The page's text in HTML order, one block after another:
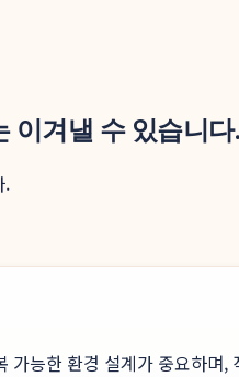
이겨낼 수 있습니다.
.
가능한 환경 설계가 중요하며,